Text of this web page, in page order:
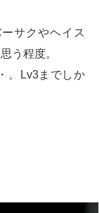
サクやヘイス
う程度。
。Lv3までしか